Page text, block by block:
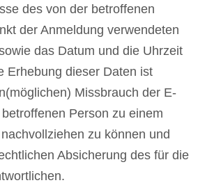
des von der betroffenen
der Anmeldung verwendeten
das Datum und die Uhrzeit
Erhebung dieser Daten ist
Missbrauch der E-
Person zu einem
zu können und
Absicherung des für die